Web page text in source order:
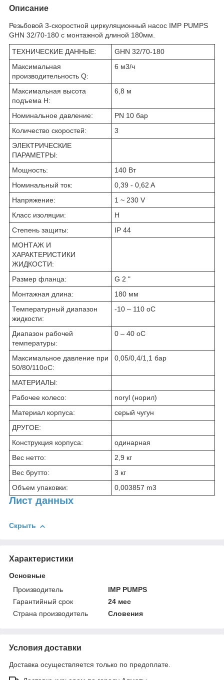
Описание
Резьбовой 3-скоростной циркуляционный насос IMP PUMPS
GHN 32/70-180 с монтажной длиной 180мм.
ТЕХНИЧЕСКИЕ ДАННЫЕ:
GHN 32/70-180
Максимальная
производительность Q:
6 м3/ч
Максимальная высота
подъема H:
6,8 м
Номинальное давление:
PN 10 бар
Количество скоростей:
3
ЭЛЕКТРИЧЕСКИЕ
ПАРАМЕТРЫ:
Мощность:
140 Вт
Номинальный ток:
0,39 - 0,62 A
Напряжение:
1 ~ 230 V
Класс изоляции:
H
Степень защиты:
IP 44
МОНТАЖ И
ХАРАКТЕРИСТИКИ
ЖИДКОСТИ:
Размер фланца:
G 2 "
Монтажная длина:
180 мм
Температурный диапазон
жидкости:
-10 – 110 oC
Диапазон рабочей
температуры:
0 – 40 oC
Максимальное давление при
50/80/110oC:
0,05/0,4/1,1 бар
МАТЕРИАЛЫ:
Рабочее колесо:
noryl (норил)
Материал корпуса:
серый чугун
ДРУГОЕ:
Конструкция корпуса:
одинарная
Вес нетто:
2,9 кг
Вес брутто:
3 кг
Объем упаковки:
0,003857 m3
Лист данных
Скрыть
Характеристики
Основные
Производитель
IMP PUMPS
Гарантийный срок
24 мес
Страна производитель
Словения
Условия доставки
Доставка осуществляется только по предоплате.